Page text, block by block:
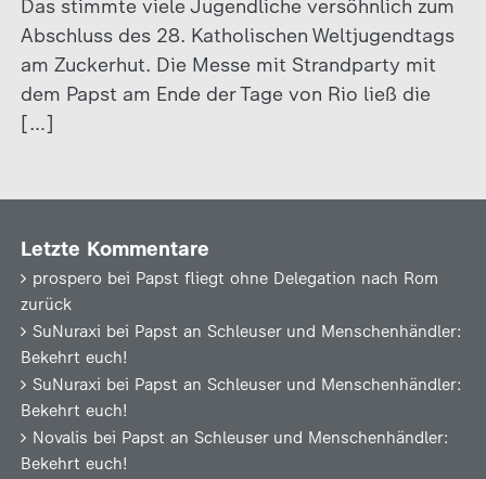
Das stimmte viele Jugendliche versöhnlich zum
Abschluss des 28. Katholischen Weltjugendtags
am Zuckerhut. Die Messe mit Strandparty mit
dem Papst am Ende der Tage von Rio ließ die
[…]
Letzte Kommentare
prospero bei Papst fliegt ohne Delegation nach Rom
zurück
SuNuraxi bei Papst an Schleuser und Menschenhändler:
Bekehrt euch!
SuNuraxi bei Papst an Schleuser und Menschenhändler:
Bekehrt euch!
Novalis bei Papst an Schleuser und Menschenhändler:
Bekehrt euch!